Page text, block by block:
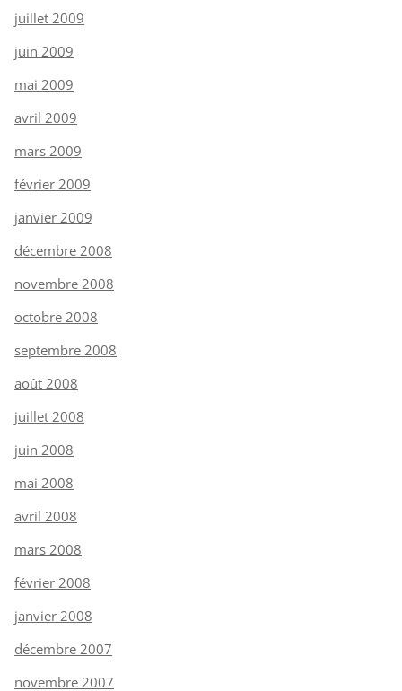
juillet 2009
juin 2009
mai 2009
avril 2009
mars 2009
février 2009
janvier 2009
décembre 2008
novembre 2008
octobre 2008
septembre 2008
août 2008
juillet 2008
juin 2008
mai 2008
avril 2008
mars 2008
février 2008
janvier 2008
décembre 2007
novembre 2007